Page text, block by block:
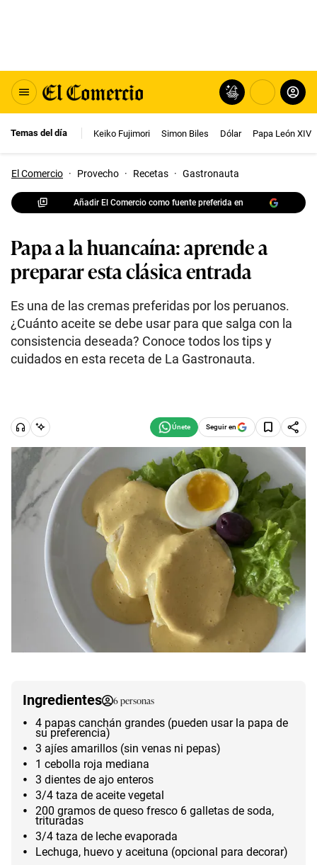
Temas del día Keiko Fujimori Simon Biles Dólar Papa León XIV
El Comercio · Provecho · Recetas · Gastronauta
Añadir El Comercio como fuente preferida en
Papa a la huancaína: aprende a
preparar esta clásica entrada
Es una de las cremas preferidas por los peruanos.
¿Cuánto aceite se debe usar para que salga con la
consistencia deseada? Conoce todos los tips y
cuidados en esta receta de La Gastronauta.
Seguir en
Ingredientes 6personas
4 papas canchán grandes (pueden usar la papa de
su preferencia)
3 ajíes amarillos (sin venas ni pepas)
1 cebolla roja mediana
3 dientes de ajo enteros
3/4 taza de aceite vegetal
200 gramos de queso fresco 6 galletas de soda,
trituradas
3/4 taza de leche evaporada
Lechuga, huevo y aceituna (opcional para decorar)